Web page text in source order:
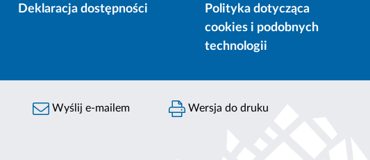
Deklaracja dostępności
Polityka dotycząca
cookies i podobnych
technologii
Wyślij e-mailem Wersja do druku